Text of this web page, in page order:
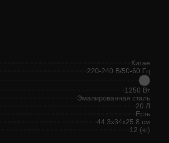
Китае
220-240 В/50-60 Гц
1250 Вт
Эмалированная сталь
20 Л
Есть
44.3x34x25.8 см
12 (кг)